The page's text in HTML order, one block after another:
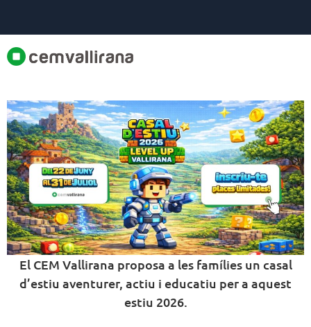
El CEM Vallirana proposa a les famílies un casal
d’estiu aventurer, actiu i educatiu per a aquest
estiu 2026.